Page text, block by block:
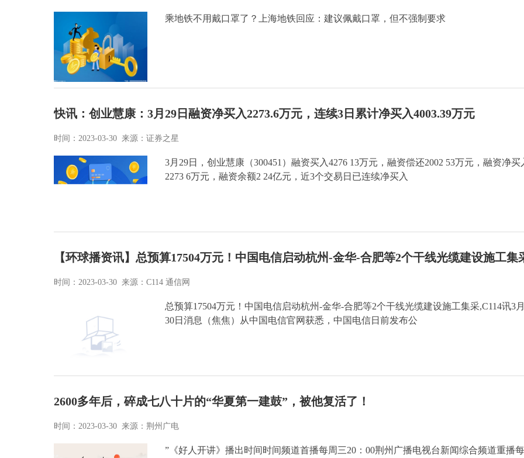
乘地铁不用戴口罩了？上海地铁回应：建议佩戴口罩，但不强制要求
快讯：创业慧康：3月29日融资净买入2273.6万元，连续3日累计净买入4003.39万元
时间：2023-03-30 来源：证券之星
3月29日，创业慧康（300451）融资买入4276 13万元，融资偿还2002 53万元，融资净买
2273 6万元，融资余额2 24亿元，近3个交易日已连续净买入
【环球播资讯】总预算17504万元！中国电信启动杭州-金华-合肥等2个干线光缆建设施工集
时间：2023-03-30 来源：C114 通信网
总预算17504万元！中国电信启动杭州-金华-合肥等2个干线光缆建设施工集采,C114讯3
30日消息（焦焦）从中国电信官网获悉，中国电信日前发布公
2600多年后，碎成七八十片的“华夏第一建鼓”，被他复活了！
时间：2023-03-30 来源：荆州广电
”《好人开讲》播出时间时间频道首播每周三20：00荆州广播电视台新闻综合频道重播每